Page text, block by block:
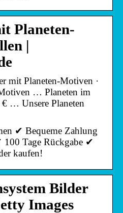
Planeten-
|
mit Planeten-Motiven ·
… Planeten im
€ … Unsere Planeten
✔ Bequeme Zahlung
Tage Rückgabe ✔
kaufen!
Bilder
Images